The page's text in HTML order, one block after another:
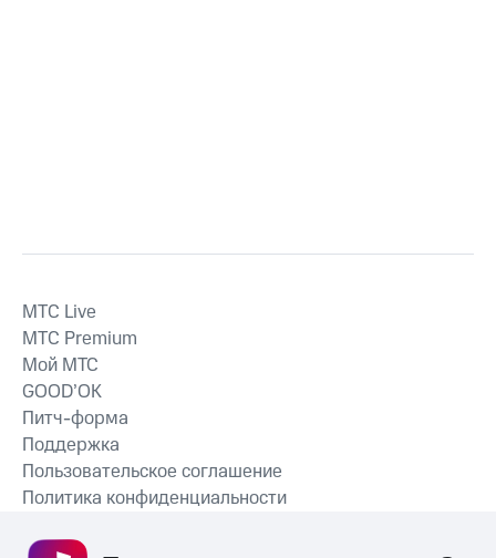
MTС Live
MTС Premium
Мой МТС
GOOD’OK
Питч-форма
Поддержка
Пользовательское соглашение
Политика конфиденциальности